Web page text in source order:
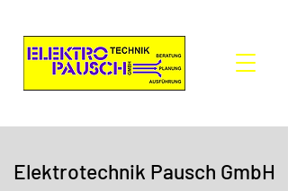
Elektrotechnik Pausch GmbH